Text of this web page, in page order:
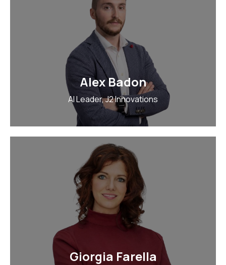
Alex Badon
AI Leader, J2 Innovations
Giorgia Farella